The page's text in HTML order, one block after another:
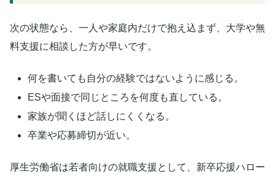
次の状態なら、一人や家庭内だけで抱え込まず、大学や無
料支援に相談した方が早いです。
何を書いても自分の経験ではないように感じる。
ESや面接で同じところを何度も直している。
家族が聞くほど話しにくくなる。
卒業や応募締切が近い。
厚生労働省は若者向けの就職支援として、新卒応援ハロー